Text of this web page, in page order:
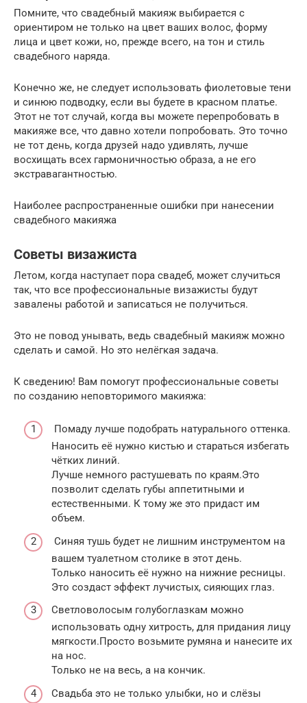
Помните, что свадебный макияж выбирается с
ориентиром не только на цвет ваших волос, форму
лица и цвет кожи, но, прежде всего, на тон и стиль
свадебного наряда.
Конечно же, не следует использовать фиолетовые тени
и синюю подводку, если вы будете в красном платье.
Этот не тот случай, когда вы можете перепробовать в
макияже все, что давно хотели попробовать. Это точно
не тот день, когда друзей надо удивлять, лучше
восхищать всех гармоничностью образа, а не его
экстравагантностью.
Наиболее распространенные ошибки при нанесении
свадебного макияжа
Советы визажиста
Летом, когда наступает пора свадеб, может случиться
так, что все профессиональные визажисты будут
завалены работой и записаться не получиться.
Это не повод унывать, ведь свадебный макияж можно
сделать и самой. Но это нелёгкая задача.
К сведению! Вам помогут профессиональные советы
по созданию неповторимого макияжа:
Помаду лучше подобрать натурального оттенка.
Наносить её нужно кистью и стараться избегать
чётких линий.
Лучше немного растушевать по краям.Это
позволит сделать губы аппетитными и
естественными. К тому же это придаст им
объем.
Синяя тушь будет не лишним инструментом на
вашем туалетном столике в этот день.
Только наносить её нужно на нижние ресницы.
Это создаст эффект лучистых, сияющих глаз.
Светловолосым голубоглазкам можно
использовать одну хитрость, для придания лицу
мягкости.Просто возьмите румяна и нанесите их
на нос.
Только не на весь, а на кончик.
Свадьба это не только улыбки, но и слёзы